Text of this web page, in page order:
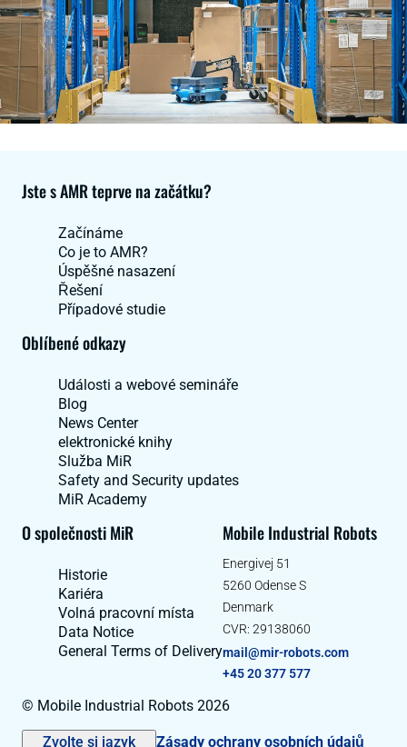
Jste s AMR teprve na začátku?
Začínáme
Co je to AMR?
Úspěšné nasazení
Řešení
Případové studie
Oblíbené odkazy
Události a webové semináře
Blog
News Center
elektronické knihy
Služba MiR
Safety and Security updates
MiR Academy
O společnosti MiR
Historie
Kariéra
Volná pracovní místa
Data Notice
General Terms of Delivery
Mobile Industrial Robots
Energivej 51
5260 Odense S
Denmark
CVR: 29138060
mail@mir-robots.com
+45 20 377 577
© Mobile Industrial Robots 2026
Zvolte si jazyk Zásady ochrany osobních údajů